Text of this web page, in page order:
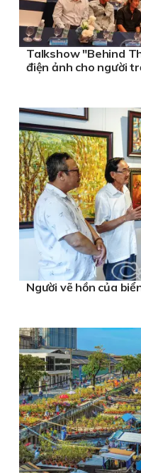
Talkshow "Behind
điện ảnh cho người
Người vẽ hồn của